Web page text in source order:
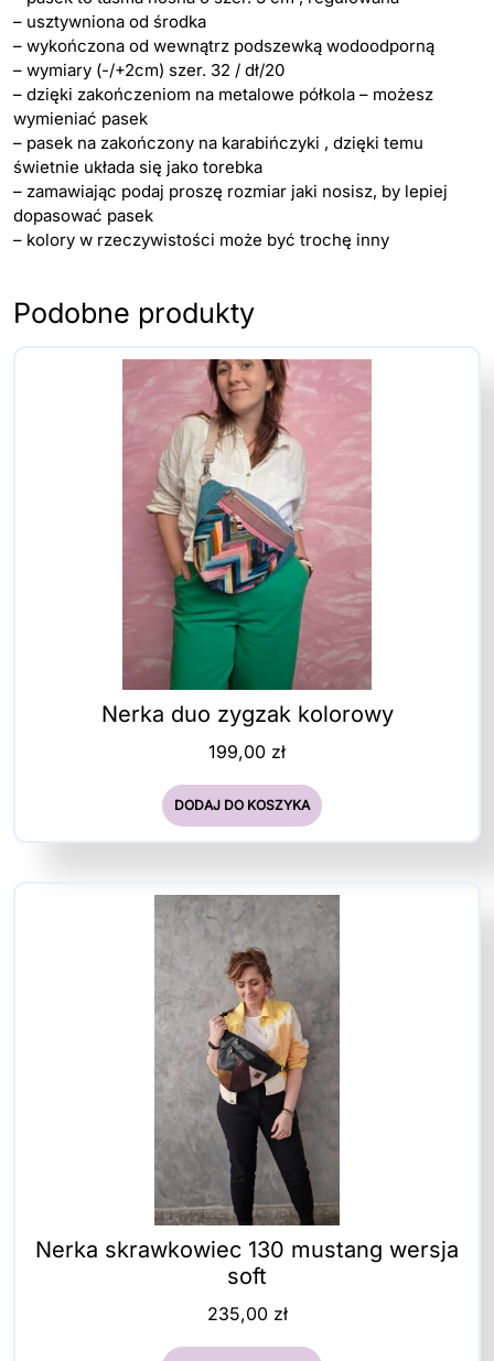
– usztywniona od środka
– wykończona od wewnątrz podszewką wodoodporną
– wymiary (-/+2cm) szer. 32 / dł/20
– dzięki zakończeniom na metalowe półkola – możesz
wymieniać pasek
– pasek na zakończony na karabińczyki , dzięki temu
świetnie układa się jako torebka
– zamawiając podaj proszę rozmiar jaki nosisz, by lepiej
dopasować pasek
– kolory w rzeczywistości może być trochę inny
Podobne produkty
Nerka duo zygzak kolorowy
199,00 zł
DODAJ DO KOSZYKA
Nerka skrawkowiec 130 mustang wersja
soft
235,00 zł